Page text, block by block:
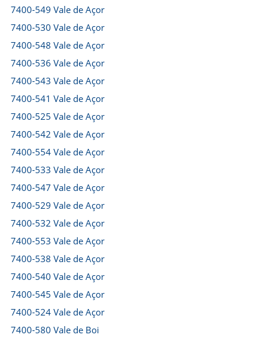
7400-549 Vale de Açor
7400-530 Vale de Açor
7400-548 Vale de Açor
7400-536 Vale de Açor
7400-543 Vale de Açor
7400-541 Vale de Açor
7400-525 Vale de Açor
7400-542 Vale de Açor
7400-554 Vale de Açor
7400-533 Vale de Açor
7400-547 Vale de Açor
7400-529 Vale de Açor
7400-532 Vale de Açor
7400-553 Vale de Açor
7400-538 Vale de Açor
7400-540 Vale de Açor
7400-545 Vale de Açor
7400-524 Vale de Açor
7400-580 Vale de Boi